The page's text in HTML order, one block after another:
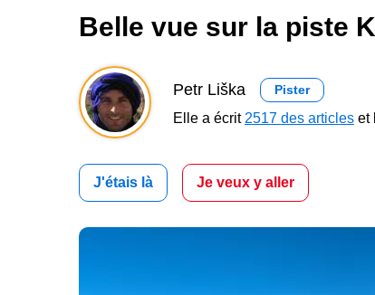
Belle vue sur la piste
Petr Liška Pister
Elle a écrit 2517 des articles et
J'étais là Je veux y aller